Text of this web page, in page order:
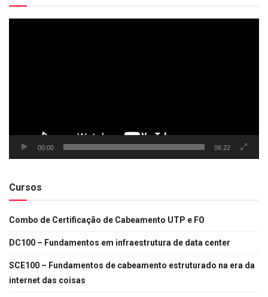
00:00 06:22
Cursos
Combo de Certificação de Cabeamento UTP e FO
DC100 – Fundamentos em infraestrutura de data center
SCE100 – Fundamentos de cabeamento estruturado na era da
internet das coisas